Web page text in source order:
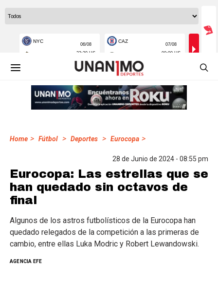
Home > Fútbol > Deportes > Eurocopa >
28 de Junio de 2024 - 08:55 pm
Eurocopa: Las estrellas que se
han quedado sin octavos de
final
Algunos de los astros futbolísticos de la Eurocopa han
quedado relegados de la competición a las primeras de
cambio, entre ellas Luka Modric y Robert Lewandowski.
AGENCIA EFE